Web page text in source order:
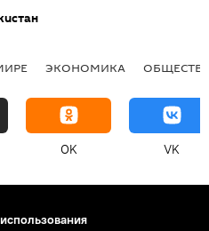
ЭКОНОМИКА
OK VK